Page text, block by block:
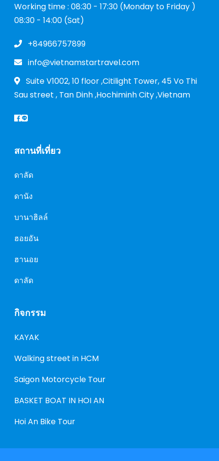
Working time : 08:30 - 17:30 (Monday to Friday )
08:30 - 14:00 (Sat)
+84966757899
info@vietnamstartravel.com
Suite V1002, 10 floor ,Citilight Tower, 45 Vo Thi
Sau street , Tan Dinh ,Hochiminh City ,Vietnam
สถานที่เที่ยว
ดาลัด
ดานัง
บานาฮิลล์
ฮอยอัน
ฮานอย
ดาลัด
กิจกรรม
KAYAK
Walking street in HCM
Saigon Motorcycle Tour
BASKET BOAT IN HOI AN
Hoi An Bike Tour